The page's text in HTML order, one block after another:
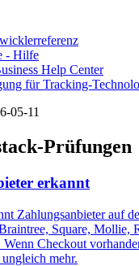
- Hilfe
Help Center
für Tracking-
05-11
Prüfungen
erkannt
Zahlungsanbieter auf
Square, Mollie,
Wenn Checkout
mehr.